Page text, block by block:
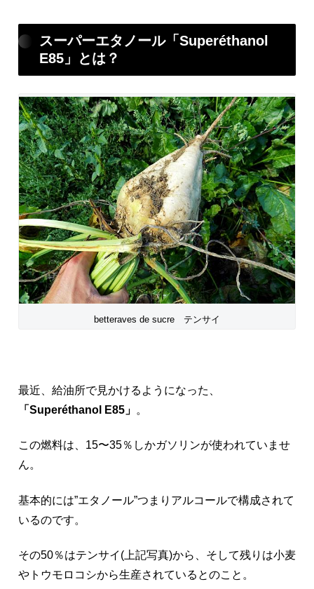
スーパーエタノール「Superéthanol
E85」とは？
betteraves de sucre テンサイ
最近、給油所で見かけるようになった、
「Superéthanol E85」 。
この燃料は、15〜35％しかガソリンが使われていませ
ん。
基本的には”エタノール”つまりアルコールで構成されて
いるのです。
その50％はテンサイ(上記写真)から、そして残りは小麦
やトウモロコシから生産されているとのこと。